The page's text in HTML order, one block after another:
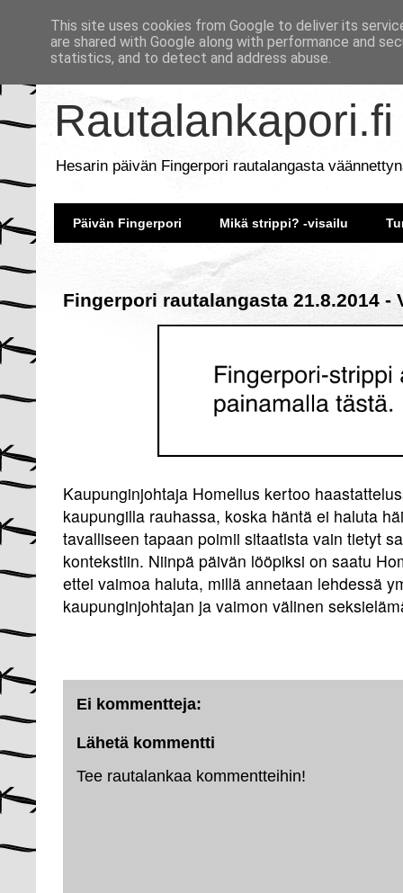
Rautalankapori.fi
Hesarin päivän Fingerpori rautalangasta
Päivän Fingerpori Mikä strippi? -visailu
Fingerpori rautalangasta 21.8.2014 -
Kaupunginjohtaja Homelius kertoo
kaupungilla rauhassa, koska häntä ei haluta
tavalliseen tapaan poimii sitaatista vain tietyt
kontekstiin. Niinpä päivän lööpiksi on saatu
ettei vaimoa haluta, millä annetaan lehdessä
kaupunginjohtajan ja vaimon välinen
Ei kommentteja:
Lähetä kommentti
Tee rautalankaa kommentteihin!
This site uses cookies from Google to deliver its
are shared with Google along with performance and
statistics, and to detect and address abuse.